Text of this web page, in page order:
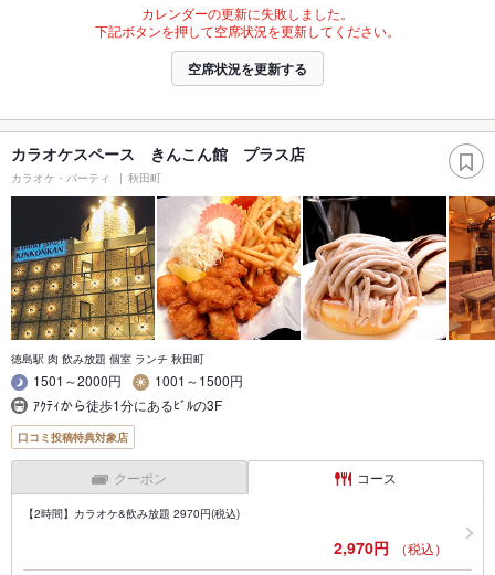
カレンダーの更新に失敗しました。
下記ボタンを押して空席状況を更新してください。
空席状況を更新する
カラオケスペース きんこん館 プラス店
カラオケ・パーティ 秋田町
徳島駅 肉 飲み放題 個室 ランチ 秋田町
1501～2000円
1001～1500円
ｱｸﾃｨから徒歩1分にあるﾋﾞﾙの3F
口コミ投稿特典対象店
クーポン コース
【2時間】カラオケ&飲み放題 2970円(税込)
2,970円 （税込）